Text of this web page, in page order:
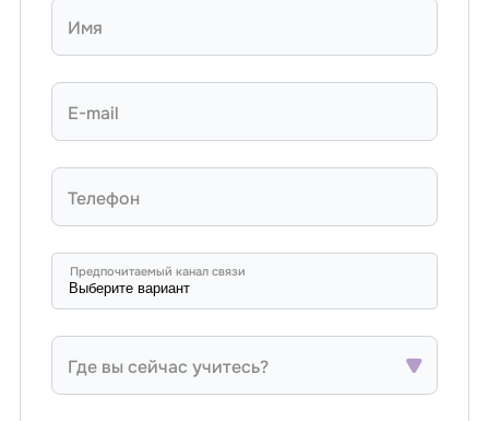
Имя
E-mail
Телефон
Предпочитаемый канал связи
Где вы сейчас учитесь?